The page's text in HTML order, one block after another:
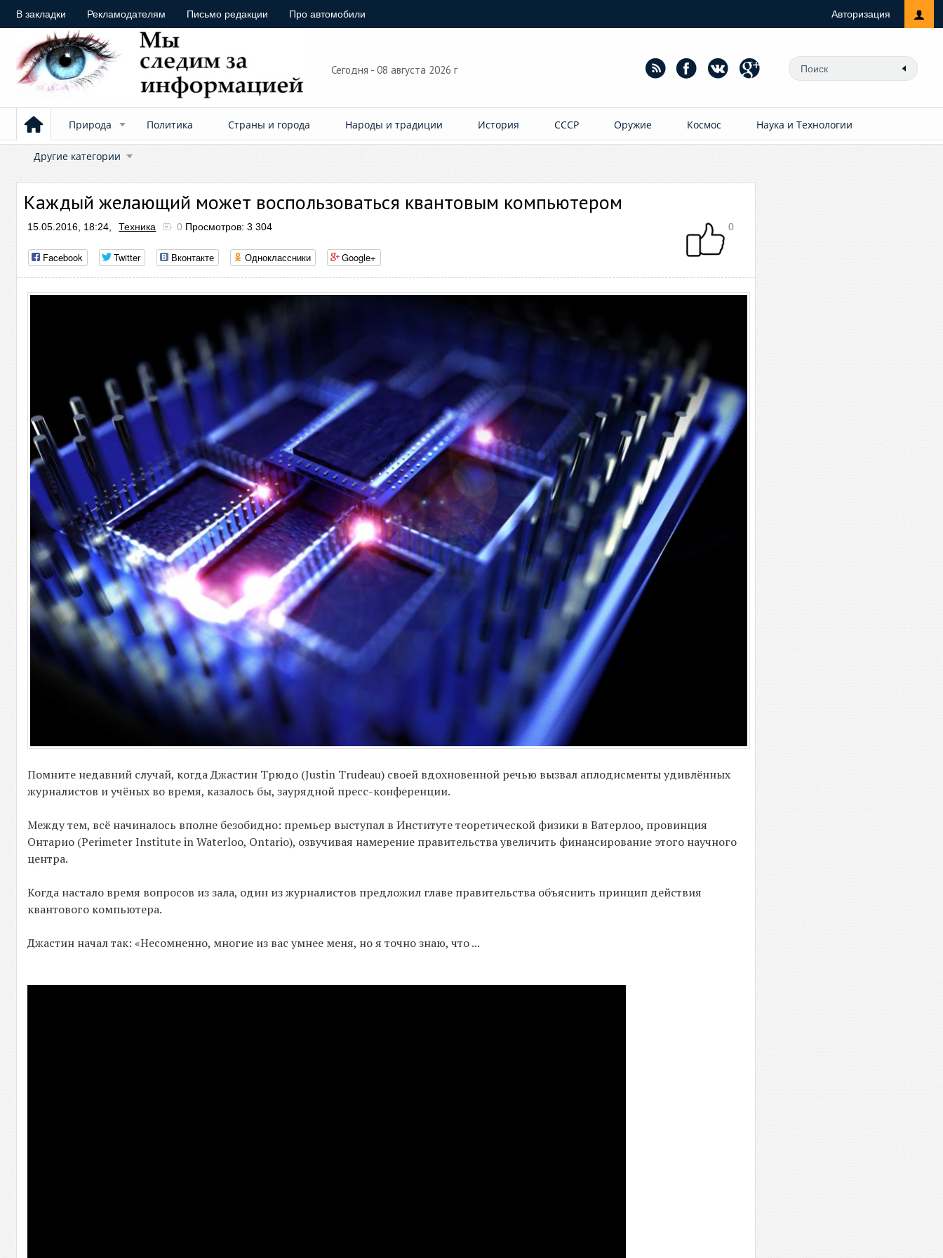
В закладки Рекламодателям Письмо редакции Про автомобили Авторизация
Сегодня - 08 августа 2026 г
Природа Политика Страны и города Народы и традиции История СССР Оружие Космос Наука и Технологии
Другие категории
Каждый желающий может воспользоваться квантовым компьютером
15.05.2016, 18:24, Техника 0 Просмотров: 3 304 0
Facebook Twitter Вконтакте Одноклассники Google+
Помните недавний случай, когда Джастин Трюдо (Justin Trudeau) своей вдохновенной речью вызвал аплодисменты удивлённых
журналистов и учёных во время, казалось бы, заурядной пресс-конференции.
Между тем, всё начиналось вполне безобидно: премьер выступал в Институте теоретической физики в Ватерлоо, провинция
Онтарио (Perimeter Institute in Waterloo, Ontario), озвучивая намерение правительства увеличить финансирование этого научного
центра.
Когда настало время вопросов из зала, один из журналистов предложил главе правительства объяснить принцип действия
квантового компьютера.
Джастин начал так: «Несомненно, многие из вас умнее меня, но я точно знаю, что ...